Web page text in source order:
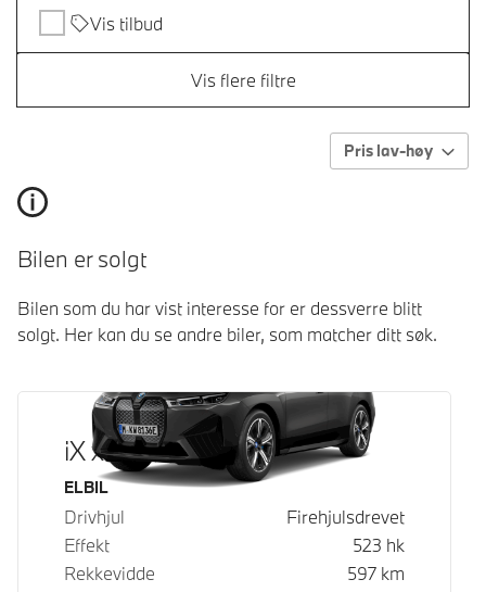
Vis tilbud
Vis flere filtre
Pris lav-høy
Bilen er solgt
Bilen som du har vist interesse for er dessverre blitt
solgt. Her kan du se andre biler, som matcher ditt søk.
iX xDrive50
Drivstoff
ELBIL
Drivhjul
Firehjulsdrevet
Effekt
523 hk
Rekkevidde
597 km